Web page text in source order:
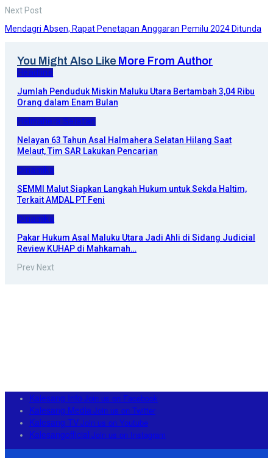
Next Post
Mendagri Absen, Rapat Penetapan Anggaran Pemilu 2024 Ditunda
You Might Also Like More From Author
Headline
Jumlah Penduduk Miskin Maluku Utara Bertambah 3,04 Ribu
Orang dalam Enam Bulan
Halmahera Selatan
Nelayan 63 Tahun Asal Halmahera Selatan Hilang Saat
Melaut, Tim SAR Lakukan Pencarian
Dinamika
SEMMI Malut Siapkan Langkah Hukum untuk Sekda Haltim,
Terkait AMDAL PT Feni
Dinamika
Pakar Hukum Asal Maluku Utara Jadi Ahli di Sidang Judicial
Review KUHAP di Mahkamah…
Prev Next
Kalesang Info Join us on Facebook
Kalesang Media Join us on Twitter
Kalesang TVJoin us on Youtube
Kalesangofficial Join us on Instagram